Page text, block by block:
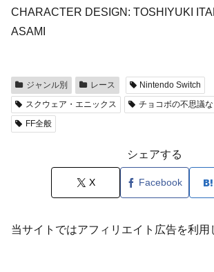
CHARACTER DESIGN: TOSHIYUKI
ASAMI
ジャンル別 レース
Nintendo Switch
スクウェア・エニックス
チョコボの不思議
FF全般
シェアする
X Facebook
当サイトではアフィリエイト広告を利用